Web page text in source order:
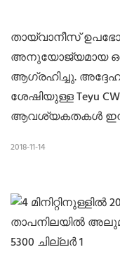
തായ്‌വാനീസ്
അനുയോജ്യമായ ഒരു
ആഗ്രഹിച്ചു. അദ്ദേഹം
ശേഷിയുള്ള Teyu
ആവശ്യകതകൾ
2018-11-14